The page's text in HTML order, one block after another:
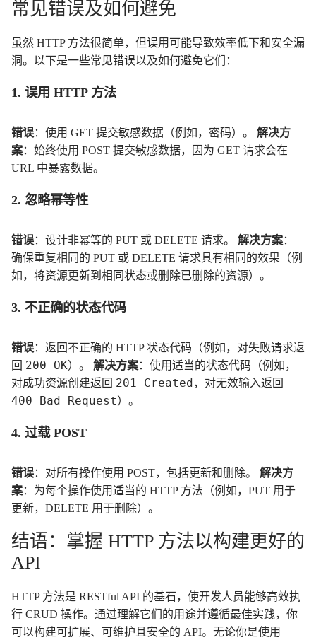
常见错误及如何避免
虽然 HTTP 方法很简单，但误用可能导致效率低下和安全漏
洞。以下是一些常见错误以及如何避免它们：
1. 误用 HTTP 方法
错误：使用 GET 提交敏感数据（例如，密码）。 解决方
案：始终使用 POST 提交敏感数据，因为 GET 请求会在
URL 中暴露数据。
2. 忽略幂等性
错误：设计非幂等的 PUT 或 DELETE 请求。 解决方案：
确保重复相同的 PUT 或 DELETE 请求具有相同的效果（例
如，将资源更新到相同状态或删除已删除的资源）。
3. 不正确的状态代码
错误：返回不正确的 HTTP 状态代码（例如，对失败请求返
回 200 OK）。 解决方案：使用适当的状态代码（例如，
对成功资源创建返回 201 Created，对无效输入返回
400 Bad Request）。
4. 过载 POST
错误：对所有操作使用 POST，包括更新和删除。 解决方
案：为每个操作使用适当的 HTTP 方法（例如，PUT 用于
更新，DELETE 用于删除）。
结语：掌握 HTTP 方法以构建更好的
API
HTTP 方法是 RESTful API 的基石，使开发人员能够高效执
行 CRUD 操作。通过理解它们的用途并遵循最佳实践，你
可以构建可扩展、可维护且安全的 API。无论你是使用